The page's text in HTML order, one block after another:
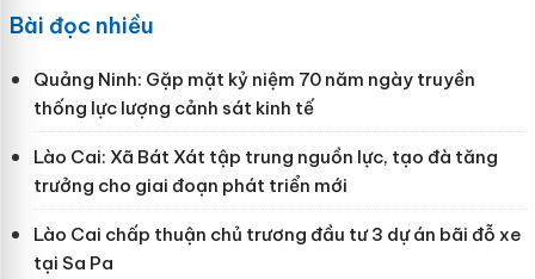
Bài đọc nhiều
Quảng Ninh: Gặp mặt kỷ niệm 70 năm ngày truyền
thống lực lượng cảnh sát kinh tế
Lào Cai: Xã Bát Xát tập trung nguồn lực, tạo đà tăng
trưởng cho giai đoạn phát triển mới
Lào Cai chấp thuận chủ trương đầu tư 3 dự án bãi đỗ xe
tại Sa Pa